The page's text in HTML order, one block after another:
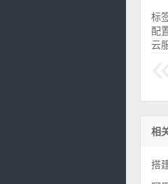
标
配
云
相